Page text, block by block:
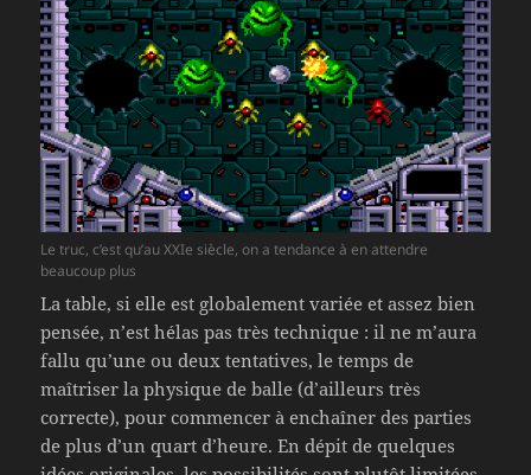
Le truc, c’est qu’au XXIe siècle, on a tendance à en attendre
beaucoup plus
La table, si elle est globalement variée et assez bien
pensée, n’est hélas pas très technique : il ne m’aura
fallu qu’une ou deux tentatives, le temps de
maîtriser la physique de balle (d’ailleurs très
correcte), pour commencer à enchaîner des parties
de plus d’un quart d’heure. En dépit de quelques